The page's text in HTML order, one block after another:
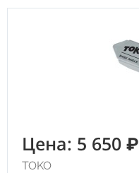
Цена: 5 650 ₽
TOKO